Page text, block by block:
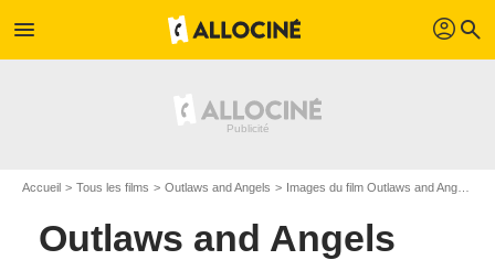
menu profil search
Accueil Tous les films Outlaws and Angels Images du film Outlaws and Angels
Outlaws and Angels